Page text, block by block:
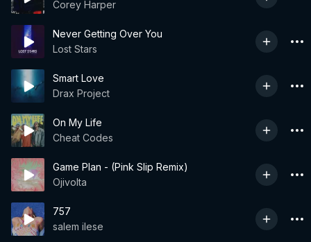
Corey Harper
Never Getting Over You
Lost Stars
Smart Love
Drax Project
On My Life
Cheat Codes
Game Plan - (Pink Slip Remix)
Ojivolta
757
salem ilese